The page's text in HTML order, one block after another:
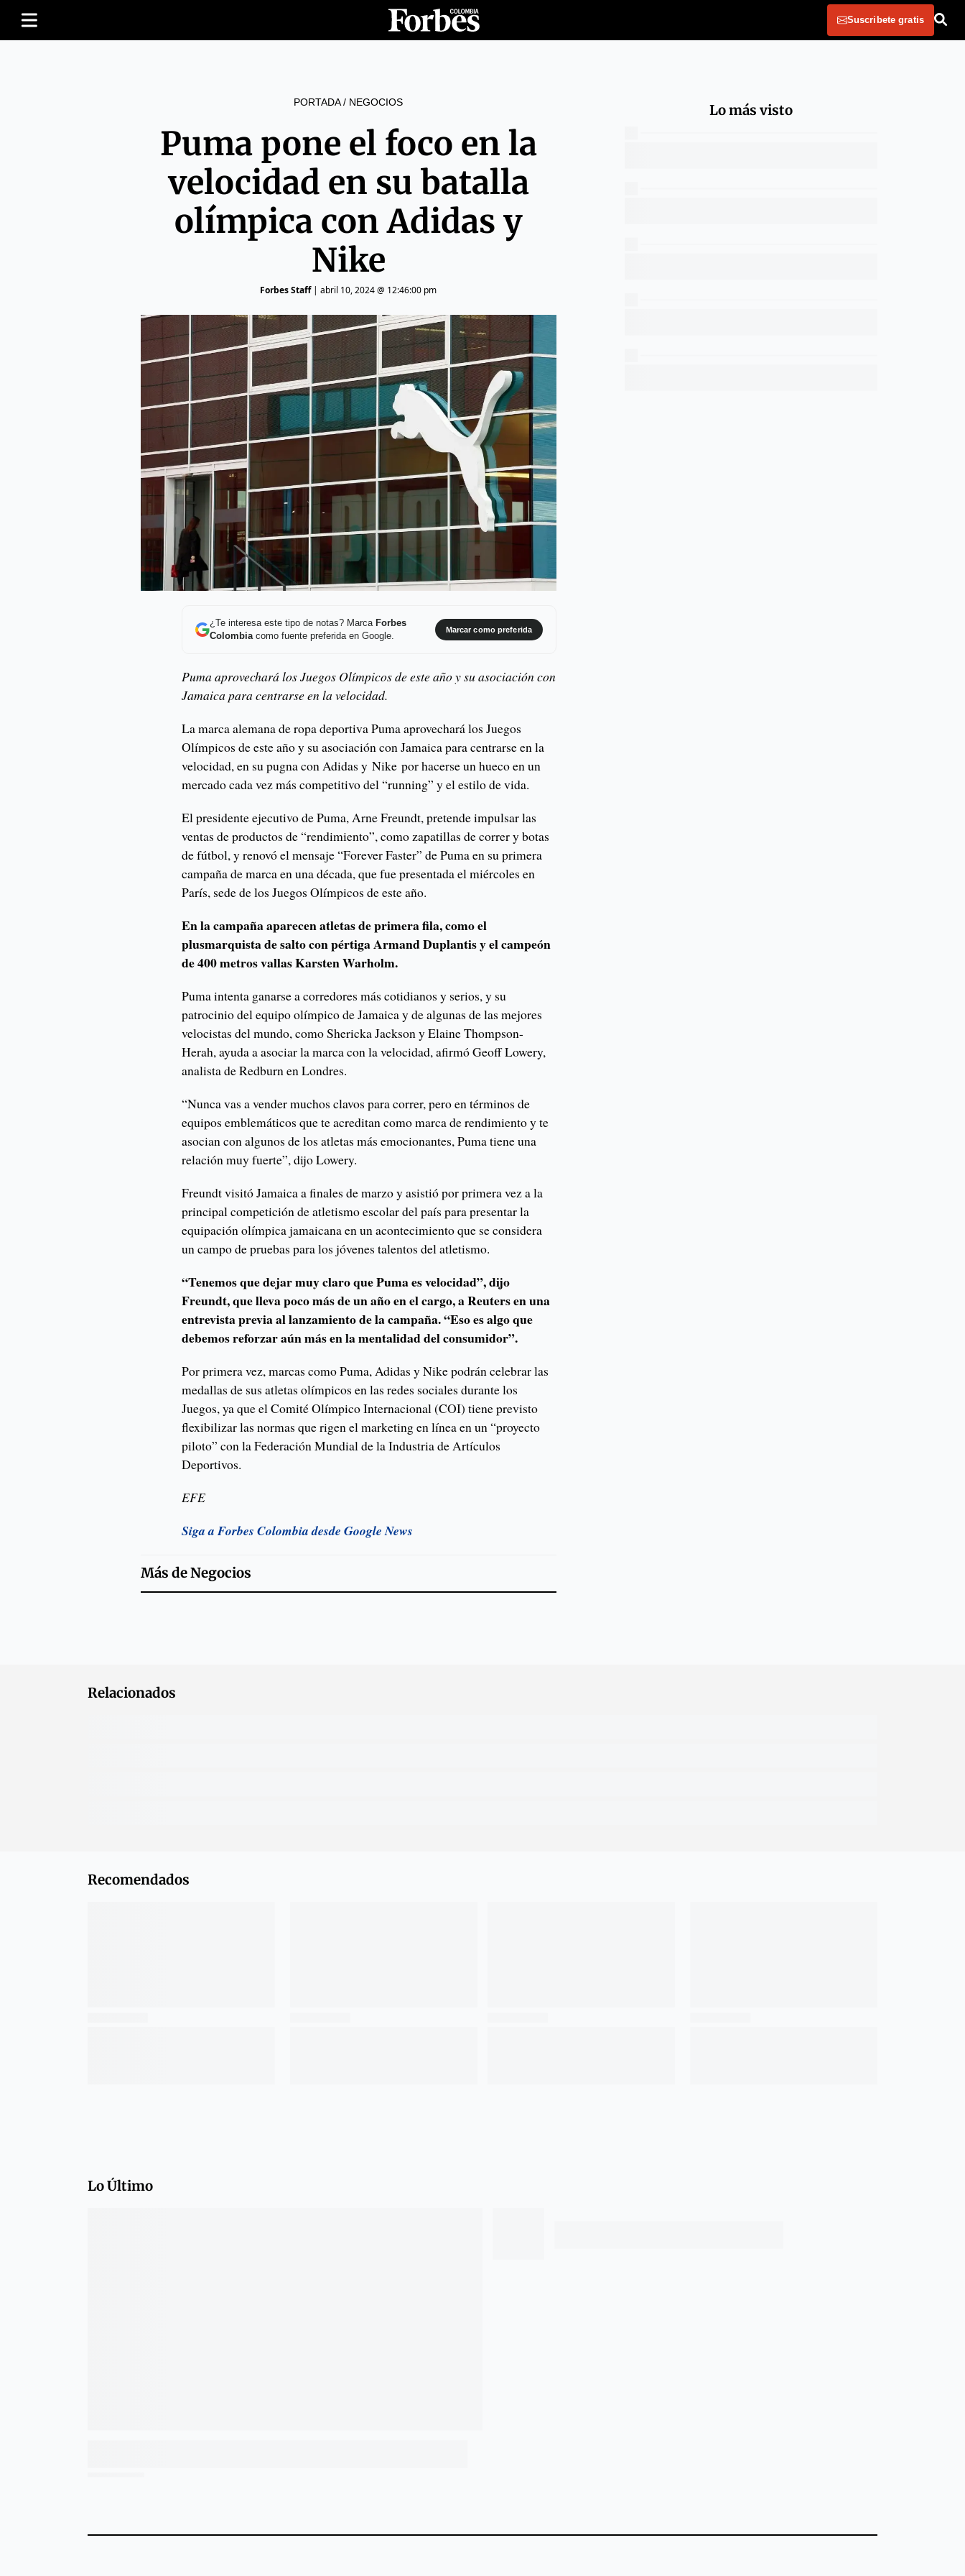
Suscribete gratis
PORTADA/ NEGOCIOS
Puma pone el foco en la
velocidad en su batalla
olímpica con Adidas y
Nike
Forbes Staff| abril 10, 2024 @ 12:46:00 pm
¿Te interesa este tipo de notas? Marca Forbes
Colombiacomo fuente preferida en Google.
Marcar como preferida
Puma aprovechará los Juegos Olímpicos de este año y su asociación con
Jamaica para centrarse en la velocidad.
La marca alemana de ropa deportiva Puma aprovechará los Juegos
Olímpicos de este año y su asociación con Jamaica para centrarse en la
velocidad, en su pugna con Adidas y Nike por hacerse un hueco en un
mercado cada vez más competitivo del “running” y el estilo de vida.
El presidente ejecutivo de Puma, Arne Freundt, pretende impulsar las
ventas de productos de “rendimiento”, como zapatillas de correr y botas
de fútbol, y renovó el mensaje “Forever Faster” de Puma en su primera
campaña de marca en una década, que fue presentada el miércoles en
París, sede de los Juegos Olímpicos de este año.
En la campaña aparecen atletas de primera fila, como el
plusmarquista de salto con pértiga Armand Duplantis y el campeón
de 400 metros vallas Karsten Warholm.
Puma intenta ganarse a corredores más cotidianos y serios, y su
patrocinio del equipo olímpico de Jamaica y de algunas de las mejores
velocistas del mundo, como Shericka Jackson y Elaine Thompson-
Herah, ayuda a asociar la marca con la velocidad, afirmó Geoff Lowery,
analista de Redburn en Londres.
“Nunca vas a vender muchos clavos para correr, pero en términos de
equipos emblemáticos que te acreditan como marca de rendimiento y te
asocian con algunos de los atletas más emocionantes, Puma tiene una
relación muy fuerte”, dijo Lowery.
Freundt visitó Jamaica a finales de marzo y asistió por primera vez a la
principal competición de atletismo escolar del país para presentar la
equipación olímpica jamaicana en un acontecimiento que se considera
un campo de pruebas para los jóvenes talentos del atletismo.
“Tenemos que dejar muy claro que Puma es velocidad”, dijo
Freundt, que lleva poco más de un año en el cargo, a Reuters en una
entrevista previa al lanzamiento de la campaña. “Eso es algo que
debemos reforzar aún más en la mentalidad del consumidor”.
Por primera vez, marcas como Puma, Adidas y Nike podrán celebrar las
medallas de sus atletas olímpicos en las redes sociales durante los
Juegos, ya que el Comité Olímpico Internacional (COI) tiene previsto
flexibilizar las normas que rigen el marketing en línea en un “proyecto
piloto” con la Federación Mundial de la Industria de Artículos
Deportivos.
EFE
Siga a Forbes Colombia desde Google News
Más deNegocios
Lo más visto
Relacionados
Recomendados
Lo Último